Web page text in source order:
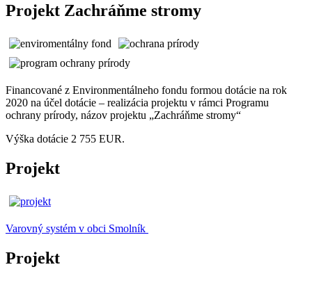
Projekt Zachráňme stromy
Financované z Environmentálneho fondu formou dotácie na rok
2020 na účel dotácie – realizácia projektu v rámci Programu
ochrany prírody, názov projektu „Zachráňme stromy“
Výška dotácie 2 755 EUR.
Projekt
Varovný systém v obci Smolník
Projekt